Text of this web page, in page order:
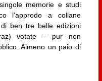
memorie e studi
l’approdo a collane
ben tre belle edizioni
votate – pur non
Almeno un paio di